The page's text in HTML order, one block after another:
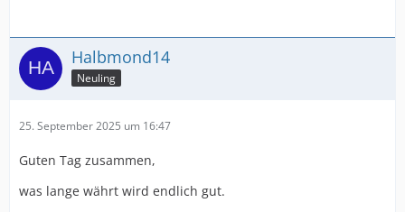
Halbmond14
Neuling
25. September 2025 um 16:47
Guten Tag zusammen,
was lange währt wird endlich gut.